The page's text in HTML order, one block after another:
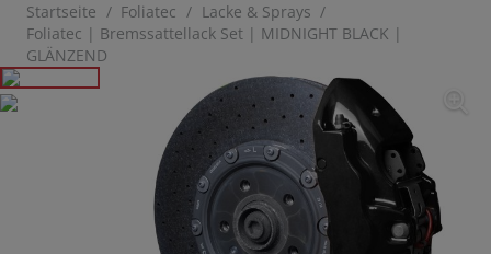
Startseite / Foliatec / Lacke & Sprays /
Foliatec | Bremssattellack Set | MIDNIGHT BLACK |
GLÄNZEND